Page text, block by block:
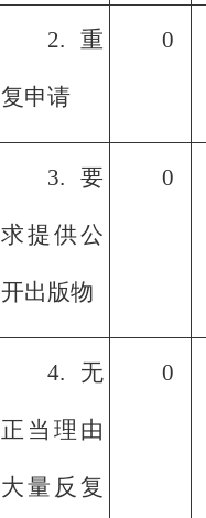
2.重
复申请
0
3.要
求提供公
开出版物
0
4.无
正当理由
大量反复
0